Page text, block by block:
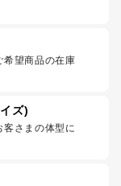
希望商品の在庫
ズ)
さまの体型に